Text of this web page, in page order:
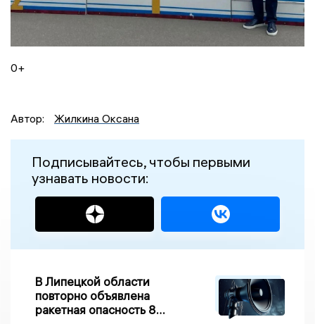
0+
Автор: Жилкина Оксана
Подписывайтесь, чтобы первыми
узнавать новости:
В Липецкой области
повторно объявлена
ракетная опасность 8